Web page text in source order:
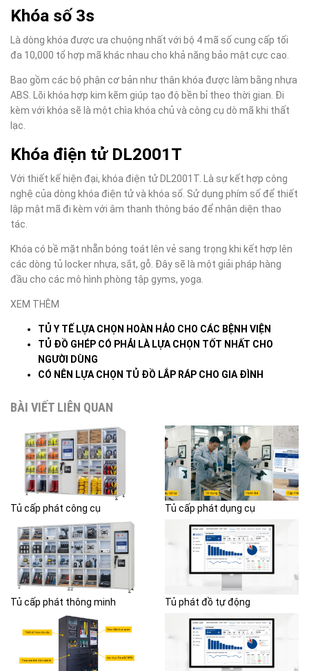
Khóa số 3s
Là dòng khóa được ưa chuộng nhất với bộ 4 mã số cung cấp tối
đa 10,000 tổ hợp mã khác nhau cho khả năng bảo mật cực cao.
Bao gồm các bộ phận cơ bản như thân khóa được làm bằng nhựa
ABS. Lõi khóa hợp kim kẽm giúp tạo độ bền bỉ theo thời gian. Đi
kèm với khóa sẽ là một chìa khóa chủ và công cụ dò mã khi thất
lạc.
Khóa điện tử DL2001T
Với thiết kế hiện đại, khóa điện tử DL2001T. Là sự kết hợp công
nghệ của dòng khóa điện tử và khóa số. Sử dụng phím số để thiết
lập mật mã đi kèm với âm thanh thông báo để nhận diện thao
tác.
Khóa có bề mặt nhẵn bóng toát lên vẻ sang trọng khi kết hợp lên
các dòng tủ locker nhựa, sắt, gỗ. Đây sẽ là một giải pháp hàng
đầu cho các mô hình phòng tập gyms, yoga.
XEM THÊM
TỦ Y TẾ LỰA CHỌN HOÀN HẢO CHO CÁC BỆNH VIỆN
TỦ ĐỒ GHÉP CÓ PHẢI LÀ LỰA CHỌN TỐT NHẤT CHO
NGƯỜI DÙNG
CÓ NÊN LỰA CHỌN TỦ ĐỒ LẮP RÁP CHO GIA ĐÌNH
BÀI VIẾT LIÊN QUAN
Tủ cấp phát công cụ Tủ cấp phát dụng cụ
Tủ cấp phát thông minh Tủ phát đồ tự động